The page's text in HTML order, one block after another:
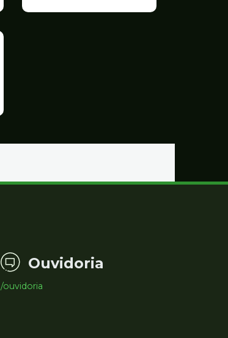
Ouvidoria
/ouvidoria